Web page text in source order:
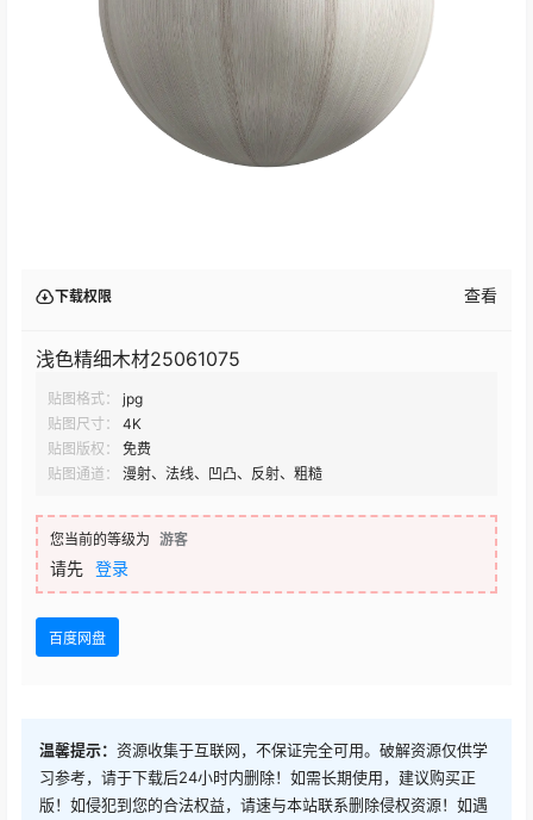
下载权限 查看
浅色精细木材25061075
贴图格式：
jpg
贴图尺寸：
4K
贴图版权：
免费
贴图通道：
漫射、法线、凹凸、反射、粗糙
您当前的等级为 游客
请先 登录
百度网盘
温馨提示： 资源收集于互联网，不保证完全可用。破解资源仅供学
习参考，请于下载后24小时内删除！如需长期使用，建议购买正
版！如侵犯到您的合法权益，请速与本站联系删除侵权资源！如遇